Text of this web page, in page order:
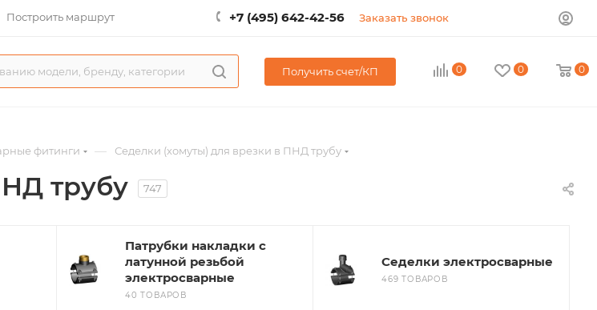
Построить маршрут +7 (495) 642-42-56 Заказать звонок
Получить счет/КП 0 0 0
фитинги — Седелки (хомуты) для врезки в ПНД трубу
трубу 747
Патрубки накладки с
латунной резьбой
электросварные
40 ТОВАРОВ
Седелки электросварные
469 ТОВАРОВ